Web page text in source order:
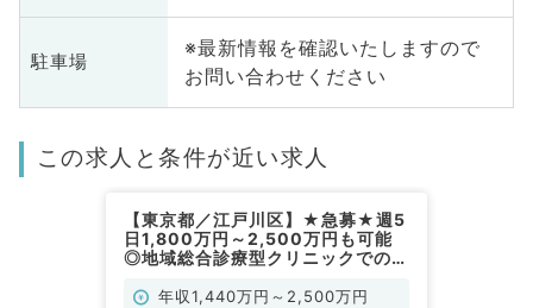
駐車場
※最新情報を確認いたしますので
お問い合わせください
この求人と条件が近い求人
【東京都／江戸川区】★急募★週5
日1,800万円～2,500万円も可能
◎地域総合診療型クリニックでのご
生も歓迎（総合診療科／常勤）
年収1,440万円～2,500万円